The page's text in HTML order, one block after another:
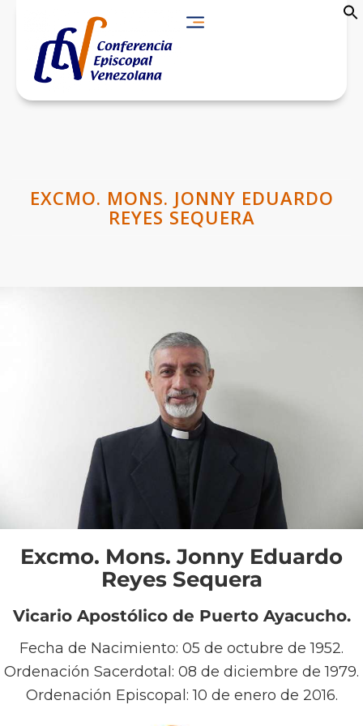
EXCMO. MONS. JONNY EDUARDO
REYES SEQUERA
Excmo. Mons. Jonny Eduardo
Reyes Sequera
Vicario Apostólico de Puerto Ayacucho.
Fecha de Nacimiento: 05 de octubre de 1952.
Ordenación Sacerdotal: 08 de diciembre de 1979.
Ordenación Episcopal: 10 de enero de 2016.